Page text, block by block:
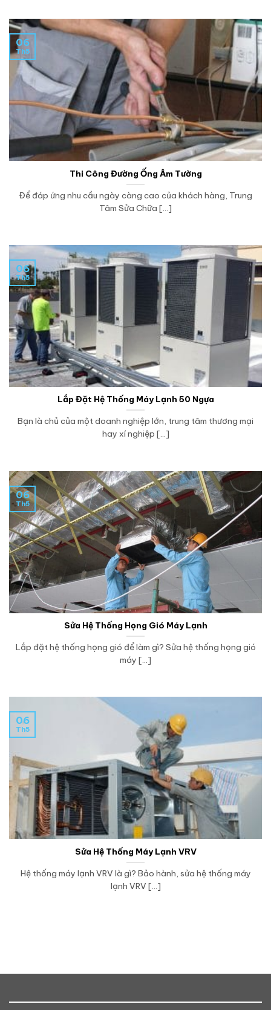
Thi Công Đường Ống Âm Tường
Để đáp ứng nhu cầu ngày càng cao của khách hàng, Trung
Tâm Sửa Chữa [...]
06
Th5
Lắp Đặt Hệ Thống Máy Lạnh 50 Ngựa
Bạn là chủ của một doanh nghiệp lớn, trung tâm thương mại
hay xí nghiệp [...]
06
Th5
Sửa Hệ Thống Họng Gió Máy Lạnh
Lắp đặt hệ thống họng gió để làm gì? Sửa hệ thống họng gió
máy [...]
06
Th5
Sửa Hệ Thống Máy Lạnh VRV
Hệ thống máy lạnh VRV là gì? Bảo hành, sửa hệ thống máy
lạnh VRV [...]
06
Th5